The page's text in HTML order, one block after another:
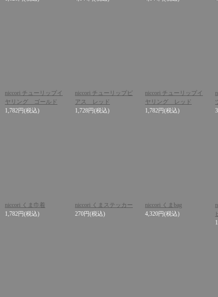
niccori チューリップイ
ヤリング ゴールド
1,782円(税込)
niccori チューリップピ
アス レッド
1,728円(税込)
niccori チューリップイ
ヤリング レッド
1,782円(税込)
niccori くま巾着
1,782円(税込)
niccori くまステッカー
270円(税込)
niccori くまbag
4,320円(税込)